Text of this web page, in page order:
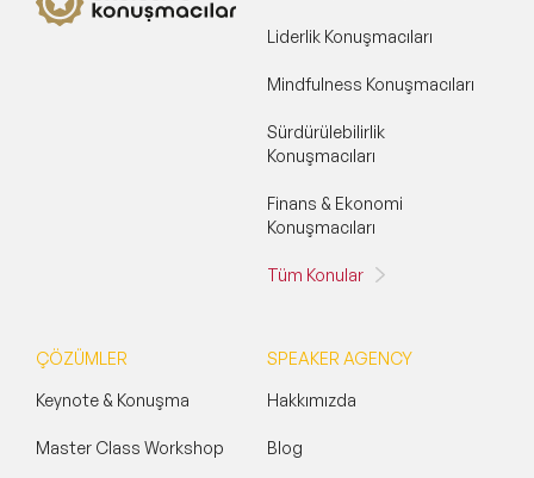
Liderlik Konuşmacıları
Mindfulness Konuşmacıları
Sürdürülebilirlik
Konuşmacıları
Finans & Ekonomi
Konuşmacıları
Tüm Konular
ÇÖZÜMLER
Keynote & Konuşma
Master Class Workshop
SPEAKER AGENCY
Hakkımızda
Blog